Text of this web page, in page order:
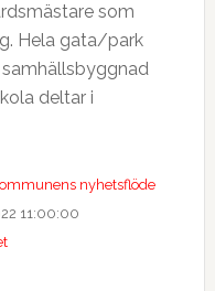
som
Hela gata/park
deltar i
nyhetsflöde
11:00:00